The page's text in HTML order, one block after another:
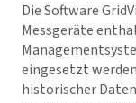
Die Software
Messgeräte
eingesetzt
historischer